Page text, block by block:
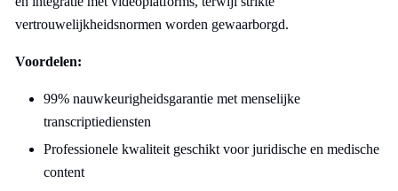
vertrouwelijkheidsnormen worden gewaarborgd.
Voordelen:
99% nauwkeurigheidsgarantie met menselijke
transcriptiediensten
Professionele kwaliteit geschikt voor juridische en medische
content